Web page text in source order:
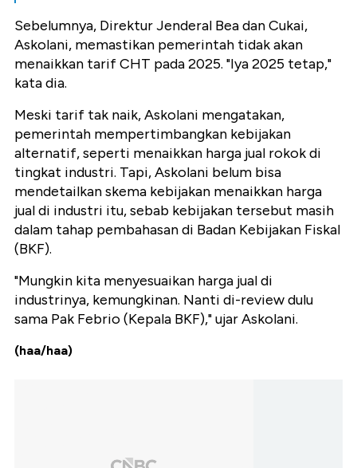
Sebelumnya, Direktur Jenderal Bea dan Cukai,
Askolani, memastikan pemerintah tidak akan
menaikkan tarif CHT pada 2025. "Iya 2025 tetap,"
kata dia.
Meski tarif tak naik, Askolani mengatakan,
pemerintah mempertimbangkan kebijakan
alternatif, seperti menaikkan harga jual rokok di
tingkat industri. Tapi, Askolani belum bisa
mendetailkan skema kebijakan menaikkan harga
jual di industri itu, sebab kebijakan tersebut masih
dalam tahap pembahasan di Badan Kebijakan Fiskal
(BKF).
"Mungkin kita menyesuaikan harga jual di
industrinya, kemungkinan. Nanti di-review dulu
sama Pak Febrio (Kepala BKF)," ujar Askolani.
(haa/haa)